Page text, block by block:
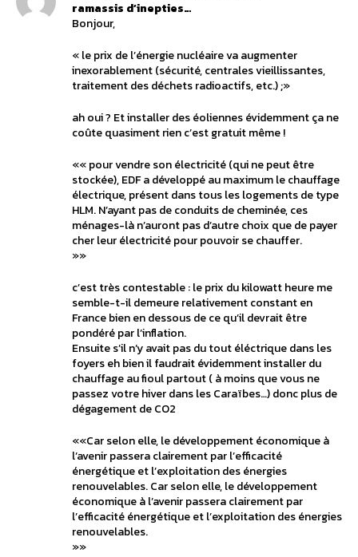
ramassis d’inepties…
Bonjour,
« le prix de l’énergie nucléaire va augmenter
inexorablement (sécurité, centrales vieillissantes,
traitement des déchets radioactifs, etc.) ;»
ah oui ? Et installer des éoliennes évidemment ça ne
coûte quasiment rien c’est gratuit même !
«« pour vendre son électricité (qui ne peut être
stockée), EDF a développé au maximum le chauffage
électrique, présent dans tous les logements de type
HLM. N’ayant pas de conduits de cheminée, ces
ménages-là n’auront pas d’autre choix que de payer
cher leur électricité pour pouvoir se chauffer.
»»
c’est très contestable : le prix du kilowatt heure me
semble-t-il demeure relativement constant en
France bien en dessous de ce qu’il devrait être
pondéré par l’inflation.
Ensuite s’il n’y avait pas du tout éléctrique dans les
foyers eh bien il faudrait évidemment installer du
chauffage au fioul partout ( à moins que vous ne
passez votre hiver dans les Caraïbes…) donc plus de
dégagement de CO2
««Car selon elle, le développement économique à
l’avenir passera clairement par l’efficacité
énergétique et l’exploitation des énergies
renouvelables. Car selon elle, le développement
économique à l’avenir passera clairement par
l’efficacité énergétique et l’exploitation des énergies
renouvelables.
»»